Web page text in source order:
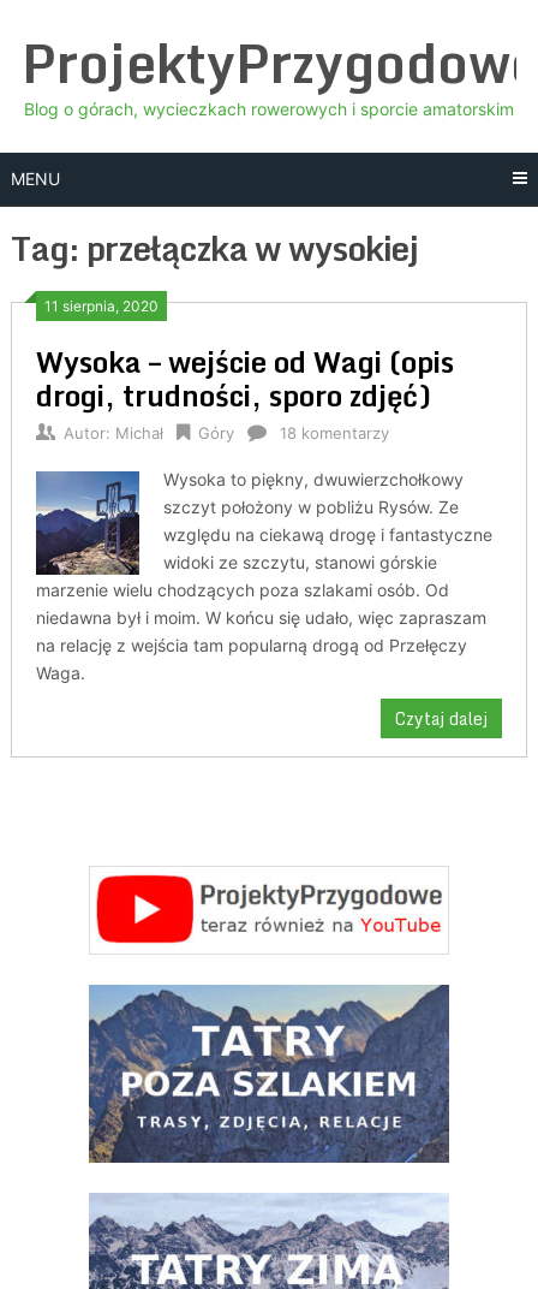
content
Blog o górach, wycieczkach rowerowych i sporcie amatorskim
MENU
Tag: przełączka w wysokiej
11 sierpnia, 2020
Wysoka – wejście od Wagi (opis
drogi, trudności, sporo zdjęć)
Autor: Michał Góry 18 komentarzy
Wysoka to piękny, dwuwierzchołkowy
szczyt położony w pobliżu Rysów. Ze
względu na ciekawą drogę i fantastyczne
widoki ze szczytu, stanowi górskie
marzenie wielu chodzących poza szlakami osób. Od
niedawna był i moim. W końcu się udało, więc zapraszam
na relację z wejścia tam popularną drogą od Przełęczy
Waga.
Czytaj dalej